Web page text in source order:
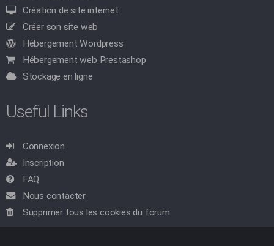
Création de site internet
Créer son site web
Hébergement Wordpress
Hébergement web Prestashop
Stockage en ligne
Useful Links
Connexion
Inscription
FAQ
Nous contacter
Supprimer tous les cookies du forum